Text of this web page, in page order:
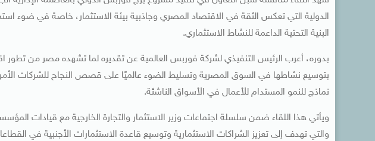
الدولية التي تعكس الثقة في الاقتصاد المصري وجاذبية بيئة الاستثمار، خاصة في ضوء
البنية التحتية الداعمة للنشاط الاستثماري.
بدوره، أعرب الرئيس التنفيذي لشركة فوربس العالمية عن تقديره لما تشهده مصر من تطور
بتوسيع نشاطها في السوق المصرية وتسليط الضوء عالميًا على قصص النجاح للشركات
نماذج للنمو المستدام للأعمال في الأسواق الناشئة.
ويأتي هذا اللقاء ضمن سلسلة اجتماعات وزير الاستثمار والتجارة الخارجية مع قيادات
والتي تهدف إلى تعزيز الشراكات الاستثمارية وتوسيع قاعدة الاستثمارات الأجنبية في